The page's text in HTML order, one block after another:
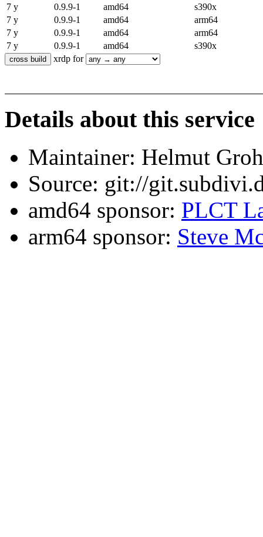
7 y
0.9.9-1 amd64
s390x
7 y
0.9.9-1 amd64
arm64
7 y
0.9.9-1 amd64
arm64
7 y
0.9.9-1 amd64
s390x
xrdp for
Details about this service
Maintainer: Helmut
Source: git://
amd64 sponsor: PLCT
arm64 sponsor: Steve